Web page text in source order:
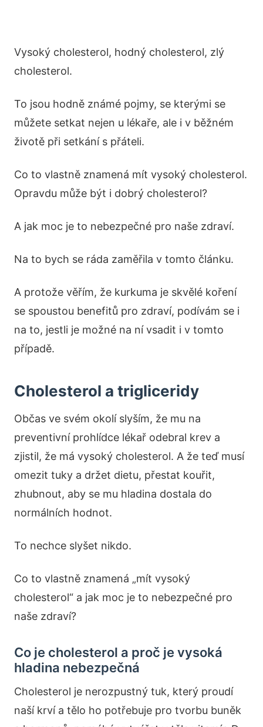
Vysoký cholesterol, hodný cholesterol, zlý
cholesterol.
To jsou hodně známé pojmy, se kterými se
můžete setkat nejen u lékaře, ale i v běžném
životě při setkání s přáteli.
Co to vlastně znamená mít vysoký cholesterol.
Opravdu může být i dobrý cholesterol?
A jak moc je to nebezpečné pro naše zdraví.
Na to bych se ráda zaměřila v tomto článku.
A protože věřím, že kurkuma je skvělé koření
se spoustou benefitů pro zdraví, podívám se i
na to, jestli je možné na ní vsadit i v tomto
případě.
Cholesterol a trigliceridy
Občas ve svém okolí slyším, že mu na
preventivní prohlídce lékař odebral krev a
zjistil, že má vysoký cholesterol. A že teď musí
omezit tuky a držet dietu, přestat kouřit,
zhubnout, aby se mu hladina dostala do
normálních hodnot.
To nechce slyšet nikdo.
Co to vlastně znamená „mít vysoký
cholesterol“ a jak moc je to nebezpečné pro
naše zdraví?
Co je cholesterol a proč je vysoká
hladina nebezpečná
Cholesterol je nerozpustný tuk, který proudí
naší krví a tělo ho potřebuje pro tvorbu buněk